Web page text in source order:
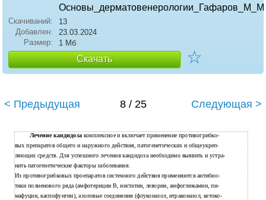
Скачиваний:
13
Добавлен:
23.03.2024
Размер:
1 Мб
Скачать ☆
< Предыдущая 8 / 25 Следующая >
Лечение кандидоза комплексное и включает применение противогрибко-
вых препаратов общего и наружного действия, патогенетических и общеукреп-
ляющих средств. Для успешного лечения кандидоза необходимо выявить и устра-
нить патогенетические факторы заболевания.
Из противогрибковых проепаратов системного действия применяются антибио-
тики полиенового ряда (амфотерицин В, нистатин, леворин, амфоглюкамин, пи-
мафуцин, каспофунгин), азоловые соединения (флуконазол, итраконазол, кетоко-